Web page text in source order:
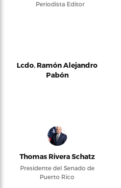
Periodista Editor
Lcdo. Ramón Alejandro
Pabón
Thomas Rivera Schatz
Presidente del Senado de
Puerto Rico